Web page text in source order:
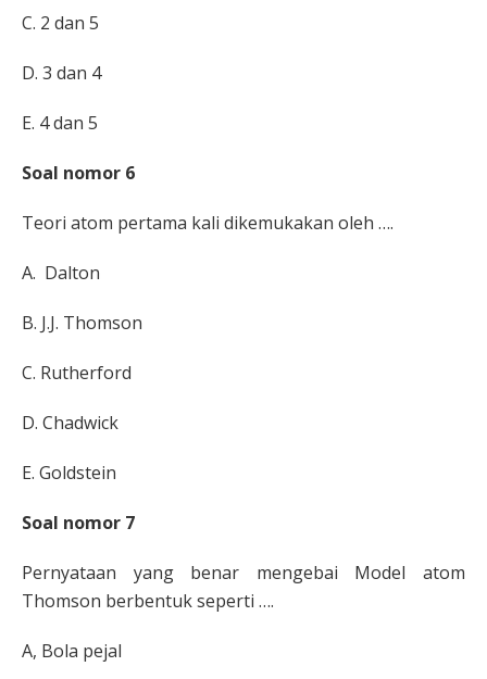
C. 2 dan 5
D. 3 dan 4
E. 4 dan 5
Soal nomor 6
Teori atom pertama kali dikemukakan oleh ….
A. Dalton
B. J.J. Thomson
C. Rutherford
D. Chadwick
E. Goldstein
Soal nomor 7
Pernyataan yang benar mengebai Model atom
Thomson berbentuk seperti ….
A, Bola pejal